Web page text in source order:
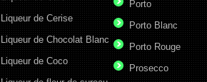
Liqueur de Cerise
Liqueur de Chocolat Blanc
Liqueur de Coco
Porto
Porto Blanc
Porto Rouge
Prosecco